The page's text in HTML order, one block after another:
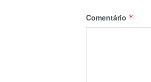
Comentário *